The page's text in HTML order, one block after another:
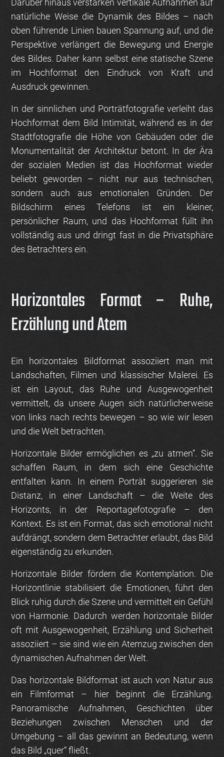
Darüber hinausverstärken vertikale Aufnahmen auf
natürliche Weise die Dynamik des Bildes – nach
oben führende Linien bauen Spannung auf, und die
Perspektive verlängert die Bewegung und Energie
des Bildes. Daher kann selbst eine statische Szene
im Hochformat den Eindruck von Kraft und
Ausdruck gewinnen.
In der sinnlichen und Porträtfotografie verleiht das
Hochformat dem Bild Intimität, während es in der
Stadtfotografie die Höhe von Gebäuden oder die
Monumentalität der Architektur betont. In der Ära
der sozialen Medien ist das Hochformat wieder
beliebt geworden – nicht nur aus technischen,
sondern auch aus emotionalen Gründen. Der
Bildschirm eines Telefons ist ein kleiner,
persönlicher Raum, und das Hochformat füllt ihn
vollständig aus und dringt fast in die Privatsphäre
des Betrachters ein.
Horizontales Format – Ruhe,
Erzählung und Atem
Ein horizontales Bildformat assoziiert man mit
Landschaften, Filmen und klassischer Malerei. Es
ist ein Layout, das Ruhe und Ausgewogenheit
vermittelt, da unsere Augen sich natürlicherweise
von links nach rechts bewegen – so wie wir lesen
und die Welt betrachten.
Horizontale Bilder ermöglichen es „zu atmen“. Sie
schaffen Raum, in dem sich eine Geschichte
entfalten kann. In einem Porträt suggerieren sie
Distanz, in einer Landschaft – die Weite des
Horizonts, in der Reportagefotografie – den
Kontext. Es ist ein Format, das sich emotional nicht
aufdrängt, sondern dem Betrachter erlaubt, das Bild
eigenständig zu erkunden.
Horizontale Bilder fördern die Kontemplation. Die
Horizontlinie stabilisiert die Emotionen, führt den
Blick ruhig durch die Szene und vermittelt ein Gefühl
von Harmonie. Dadurch werden horizontale Bilder
oft mit Ausgewogenheit, Erzählung und Sicherheit
assoziiert – sie sind wie ein Atemzug zwischen den
dynamischen Aufnahmen der Welt.
Das horizontale Bildformat ist auch von Natur aus
ein Filmformat – hier beginnt die Erzählung.
Panoramische Aufnahmen, Geschichten über
Beziehungen zwischen Menschen und der
Umgebung – all das gewinnt an Bedeutung, wenn
das Bild „quer“ fließt.